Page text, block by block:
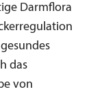
Darmflora
das
von